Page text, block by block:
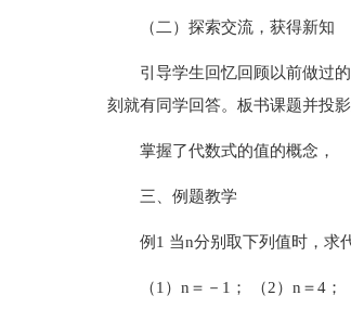
（二）探索交流，获得新知
引导学生回忆回顾以前做过
刻就有同学回答。板书课题并投影
掌握了代数式的值的概念，
三、例题教学
例1 当n分别取下列值时，求
（1）n＝－1； （2）n＝4；